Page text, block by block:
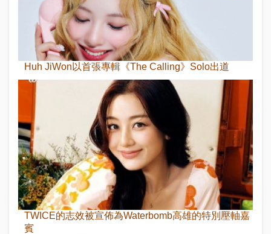
Huh JiWon以首張專輯《The Calling》Solo出道
TWICE的志效被宣佈為Waterbomb高雄的特別壓軸嘉
賓